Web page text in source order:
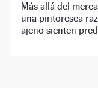
Más allá del
una pintoresca
ajeno sienten